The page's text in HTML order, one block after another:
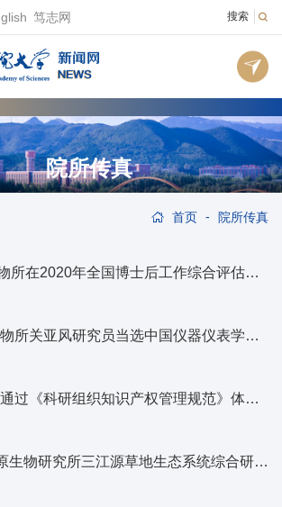
搜索
笃志网
院所传真
首页 - 院所传真
所在2020年全国博士后工作综合评估中
所关亚风研究员当选中国仪器仪表学会
过《科研组织知识产权管理规范》体系
生物研究所三江源草地生态系统综合研究